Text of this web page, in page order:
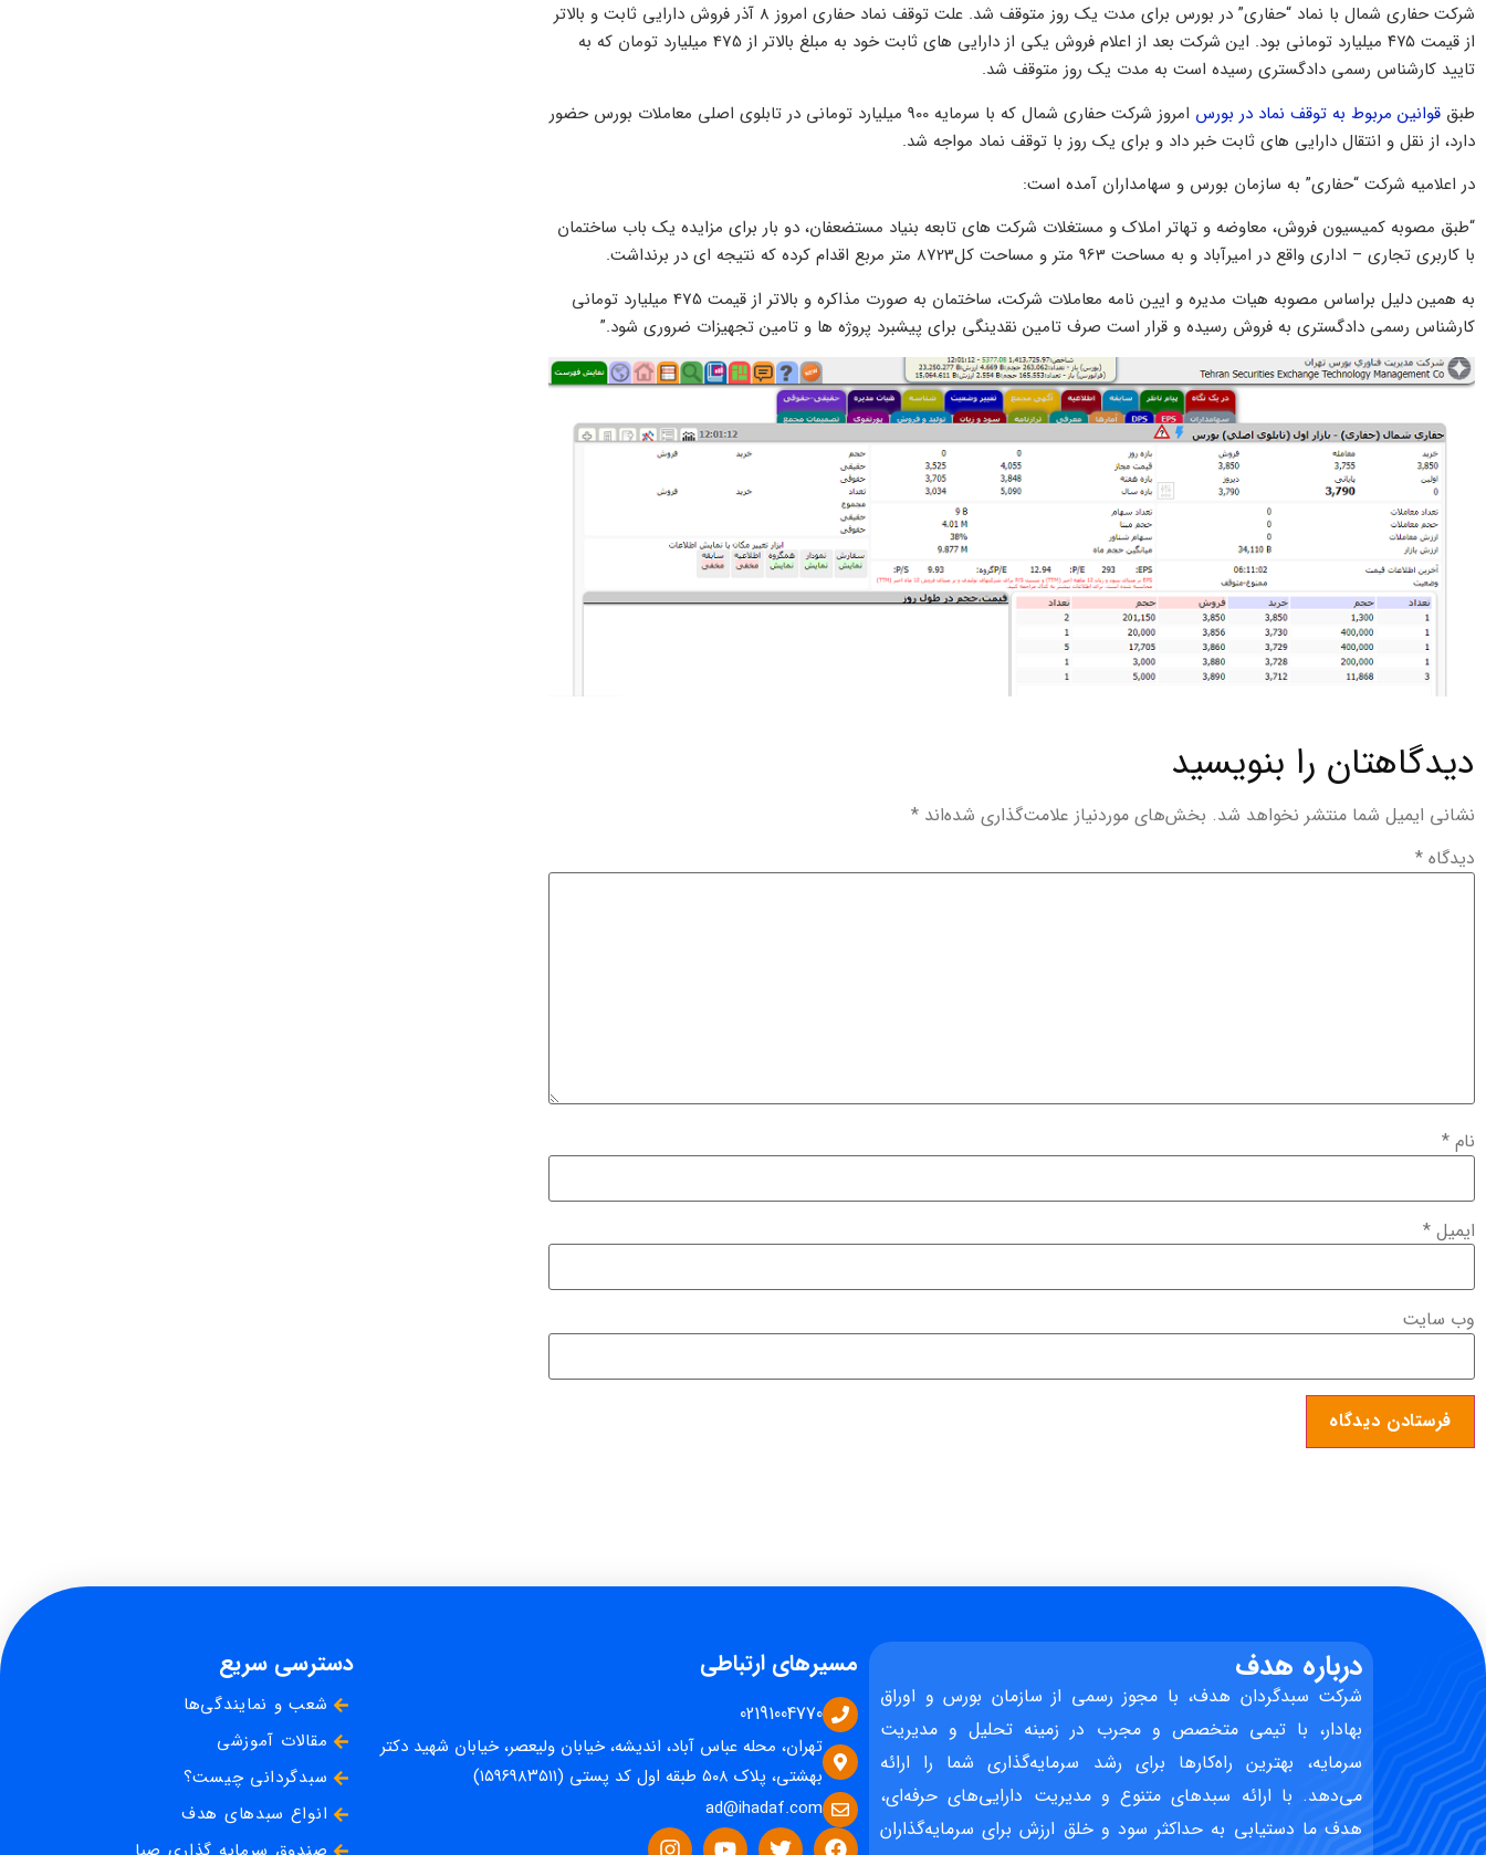
شرکت حفاری شمال با نماد “حفاری” در بورس برای مدت یک روز متوقف شد. علت توقف نماد حفاری امروز 8 آذر فروش دارایی ثابت و بالاتر
از قیمت ۴۷۵ میلیارد تومانی بود. این شرکت بعد از اعلام فروش یکی از دارایی های ثابت خود به مبلغ بالاتر از 475 میلیارد تومان که به
تایید کارشناس رسمی دادگستری رسیده است به مدت یک روز متوقف شد.
طبق قوانین مربوط به توقف نماد در بورس
امروز شرکت حفاری شمال که با سرمایه 900 میلیارد تومانی در تابلوی اصلی معاملات بورس حضور
دارد، از نقل و انتقال دارایی های ثابت خبر داد و برای یک روز با توقف نماد مواجه شد.
در اعلامیه شرکت “حفاری” به سازمان بورس و سهامداران آمده است:
“طبق مصوبه کمیسیون فروش، معاوضه و تهاتر املاک و مستغلات شرکت های تابعه بنیاد مستضعفان، دو بار برای مزایده یک باب ساختمان
با کاربری تجاری – اداری واقع در امیرآباد و به مساحت 963 متر و مساحت کل8723 متر مربع اقدام کرده که نتیجه ای در برنداشت.
به همین دلیل براساس مصوبه هیات مدیره و ایین نامه معاملات شرکت، ساختمان به صورت مذاکره و بالاتر از قیمت 475 میلیارد تومانی
کارشناس رسمی دادگستری به فروش رسیده و قرار است صرف تامین نقدینگی برای پیشبرد پروژه ها و تامین تجهیزات ضروری شود.”
دیدگاهتان را بنویسید
نشانی ایمیل شما منتشر نخواهد شد. بخش‌های موردنیاز علامت‌گذاری شده‌اند *
دیدگاه *
نام *
ایمیل *
وب‌ سایت
درباره هدف
شرکت سبدگردان هدف، با مجوز رسمی از سازمان بورس و اوراق
بهادار، با تیمی متخصص و مجرب در زمینه تحلیل و مدیریت
سرمایه، بهترین راه‌کارها برای رشد سرمایه‌گذاری شما را ارائه
می‌دهد. با ارائه سبدهای متنوع و مدیریت دارایی‌های حرفه‌ای،
هدف ما دستیابی به حداکثر سود و خلق ارزش برای سرمایه‌گذاران
مسیرهای ارتباطی
02191004770
تهران، محله عباس آباد، اندیشه، خیابان ولیعصر، خیابان شهید دکتر
بهشتی، پلاک ۵۰۸ طبقه اول کد پستی (۱۵۹۶۹۸۳۵۱۱)
ad@ihadaf.com
دسترسی سریع
شعب و نمایندگی‌ها
مقالات آموزشی
سبدگردانی چیست؟
انواع سبدهای هدف